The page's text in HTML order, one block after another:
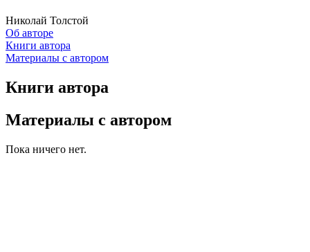
Николай Толстой
Об авторе
Книги автора
Материалы с автором
Книги автора
Материалы с автором
Пока ничего нет.